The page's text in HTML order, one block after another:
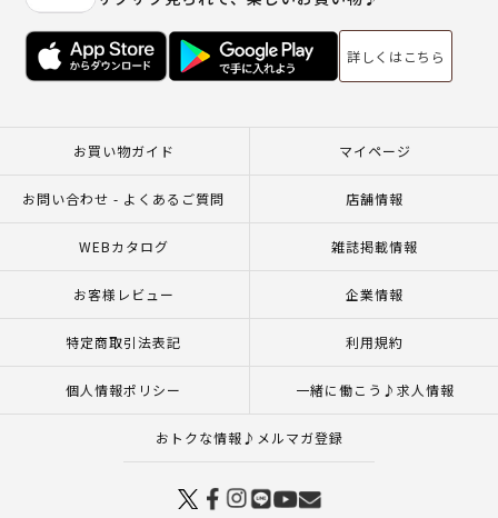
詳しくはこちら
お買い物ガイド マイページ
お問い合わせ - よくあるご質問 店舗情報
WEBカタログ 雑誌掲載情報
お客様レビュー 企業情報
特定商取引法表記 利用規約
個人情報ポリシー 一緒に働こう♪求人情報
おトクな情報♪メルマガ登録